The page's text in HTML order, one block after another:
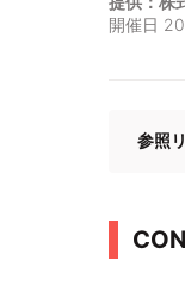
開催日
参照